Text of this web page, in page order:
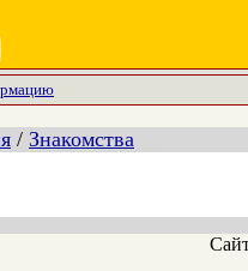
/ Знакомства